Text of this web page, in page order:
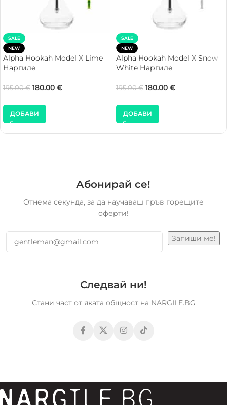
SALE
NEW
Alpha Hookah Model X Lime
Наргиле
195.00€ 180.00 €
ДОБАВИ
SALE
NEW
Alpha Hookah Model X Snow
White Наргиле
195.00€ 180.00 €
ДОБАВИ
Абонирай се!
Отнема секунда, за да научаваш пръв горещите
оферти!
Следвай ни!
Стани част от яката общност на NARGILE.BG